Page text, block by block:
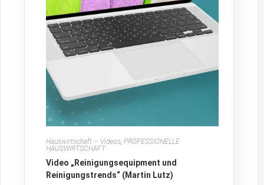
Hauswirtschaft – Videos ,PROFESSIONELLE
HAUSWIRTSCHAFT
Video „Reinigungsequipment und
Reinigungstrends“ (Martin Lutz)